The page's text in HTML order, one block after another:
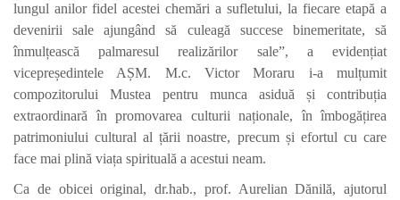
lungul anilor fidel acestei chemări a sufletului, la fiecare etapă a
devenirii sale ajungând să culeagă succese binemeritate, să
înmulțească palmaresul realizărilor sale”, a evidențiat
vicepreședintele AȘM. M.c. Victor Moraru i-a mulțumit
compozitorului Mustea pentru munca asiduă și contribuția
extraordinară în promovarea culturii naționale, în îmbogățirea
patrimoniului cultural al țării noastre, precum și efortul cu care
face mai plină viața spirituală a acestui neam.
Ca de obicei original, dr.hab., prof. Aurelian Dănilă, ajutorul